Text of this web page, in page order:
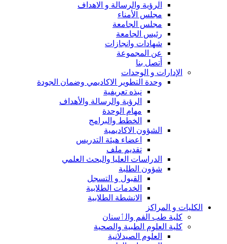
الرؤية والرسالة و الاهداف
مجلس الأمناء
مجلس الجامعة
رئيس الجامعة
شهادات وانجازات
عن المجموعة
أتصل بنا
الإدارات و الوحدات
وحدة التطوير الاكاديمي وضمان الجودة
نبذه تعريفية
الرؤية والرسالة والأهداف
مهام الوحدة
الخطط والبرامج
الشؤون الاكاديمية
اعضاء هيئة التدريس
تقديم ملف
الدراسات العليا والبحث العلمي
شؤون الطلبة
القبول و التسجل
الخدمات الطلابية
الانشطة الطلابية
الكليات و المراكز
كلية طب الفم والٲسنان
كلية العلوم الطبية والصحية
العلوم الصيدلانية